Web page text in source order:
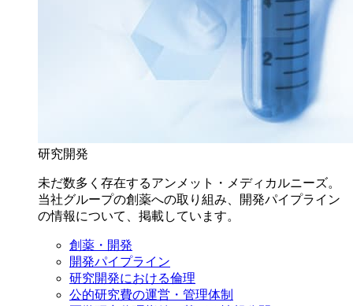
研究開発
未だ数多く存在するアンメット・メディカルニーズ。
当社グループの創薬への取り組み、開発パイプライン
の情報について、掲載しています。
創薬・開発
開発パイプライン
研究開発における倫理
公的研究費の運営・管理体制